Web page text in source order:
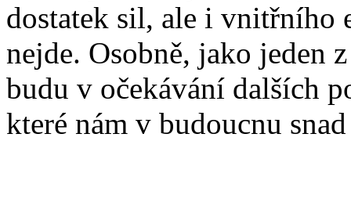
dostatek sil, ale i vnitřního
nejde. Osobně, jako jeden
budu v očekávání dalších
které nám v budoucnu